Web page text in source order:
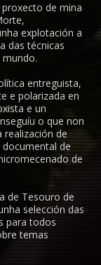
de mina
explotación a
das técnicas
entreguista,
e polarizada en
e un
o que non
realización de
de
de
de Tesouro de
selección das
para todos
temas